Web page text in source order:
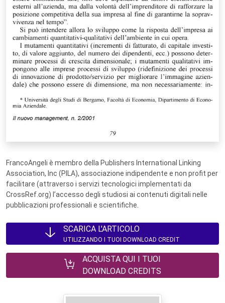
FrancoAngeli è membro della Publishers International Linking
Association, Inc (PILA), associazione indipendente e non profit per
facilitare (attraverso i servizi tecnologici implementati da
CrossRef.org) l’accesso degli studiosi ai contenuti digitali nelle
pubblicazioni professionali e scientifiche.
SCARICA L'ARTICOLO
UTILIZZANDO I TUOI DOWNLOAD CREDIT
ACQUISTA QUI I TUOI
DOWNLOAD CREDITS